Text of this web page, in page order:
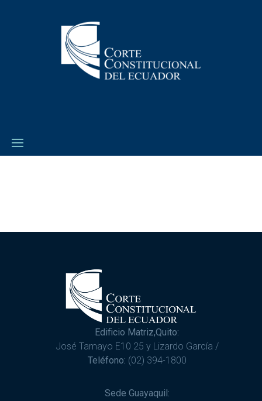
Edificio Matriz,Quito:
José Tamayo E10 25 y Lizardo García /
Teléfono: (02) 394-1800
Sede Guayaquil: